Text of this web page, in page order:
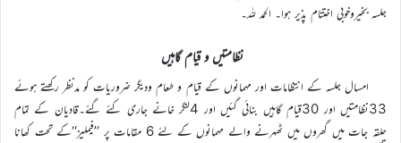
جلسہ بخیروخوبی اختتام پذیر ہوا۔ الحمد للہ۔
نظامتیں و قیام گاہیں
امسال جلسہ کے انتظامات اور مہمانوں کے قیام و طعام ودیگر ضروریات کو مدنظر رکھتے ہوئے
33نظامتیں اور 30قیام گاہیں بنائی گئیں اور 4لنگر خانے جاری کئے گئے۔قادیان کے تمام
حلقہ جات میں گھروں میں ٹھہرنے والے مہمانوں کے لئے 6 مقامات پر ’’فیملیز‘‘کے تحت کھانا